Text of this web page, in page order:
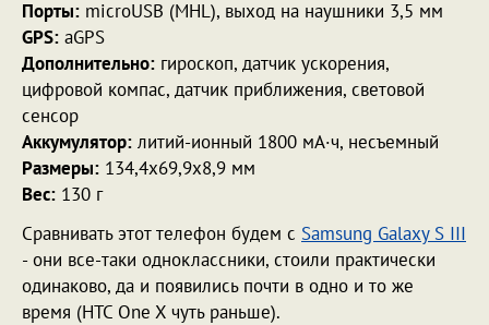
Порты: microUSB (MHL), выход на наушники 3,5 мм
GPS: aGPS
Дополнительно: гироскоп, датчик ускорения,
цифровой компас, датчик приближения, световой
сенсор
Аккумулятор: литий-ионный 1800 мА·ч, несъемный
Размеры: 134,4x69,9x8,9 мм
Вес: 130 г
Сравнивать этот телефон будем с Samsung Galaxy S III
- они все-таки одноклассники, стоили практически
одинаково, да и появились почти в одно и то же
время (HTC One X чуть раньше).